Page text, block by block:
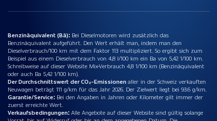
Benzinäquivalent (Bä): Bei Dieselmotoren wird zusätzlich das
Benzinäquivalent aufgeführt. Den Wert erhält man, indem man den
Dieselverbrauch/100 km mit dem Faktor 113 multipliziert. So ergibt sich zum
Beispiel aus einem Dieselverbrauch von 4,8 l/100 km ein Ba von 5,42 1/100 km.
Schreibweise auf dieser Website Mix-Verbrauch 4,8 1/100 km (Benzinäquivalent
oder auch Ba 5,42 1/100 km).
Der Durchschnittswert der CO₂-Emissionenaller in der Schweiz verkauften
Neuwagen beträgt 111 g/km für das Jahr 2026. Der Zielwert liegt bei 93.6 g/km.
Garantie/Service: Bei den Angaben in Jahren oder Kilometer gilt immer der
zuerst erreichte Wert.
Verkaufsbedingungen: Alle Angebote auf dieser Website sind gültig solange